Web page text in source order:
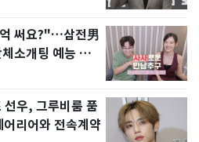
써요?"…삼전男
소개팅 예능 화
우, 그루비룸 품
리어와 전속계약